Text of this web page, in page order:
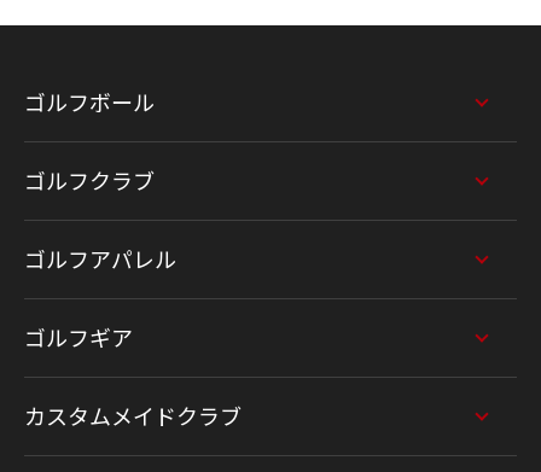
ゴルフボール
ゴルフクラブ
ゴルフアパレル
ゴルフギア
カスタムメイドクラブ